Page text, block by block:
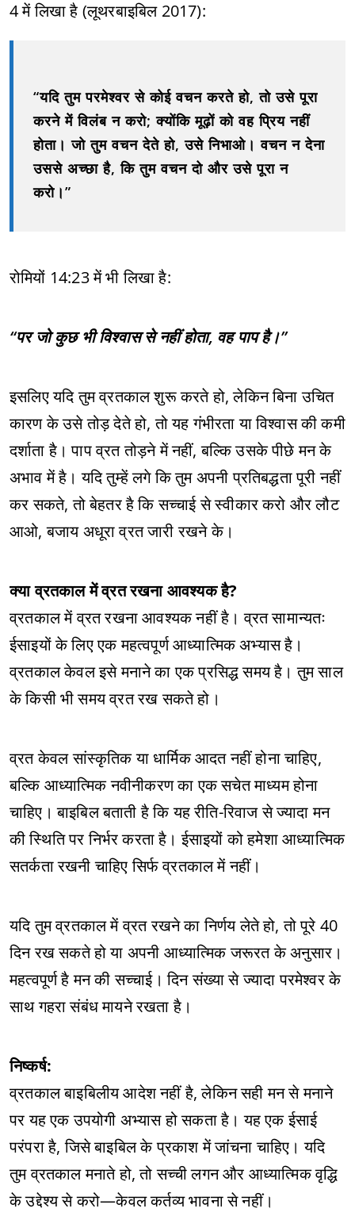
4 में लिखा है (लूथरबाइबिल 2017):
“यदि तुम परमेश्वर से कोई वचन करते हो, तो उसे पूरा
करने में विलंब न करो; क्योंकि मूढ़ों को वह प्रिय नहीं
होता। जो तुम वचन देते हो, उसे निभाओ। वचन न देना
उससे अच्छा है, कि तुम वचन दो और उसे पूरा न
करो।”
रोमियों 14:23 में भी लिखा है:
“पर जो कुछ भी विश्वास से नहीं होता, वह पाप है।”
इसलिए यदि तुम व्रतकाल शुरू करते हो, लेकिन बिना उचित
कारण के उसे तोड़ देते हो, तो यह गंभीरता या विश्वास की कमी
दर्शाता है। पाप व्रत तोड़ने में नहीं, बल्कि उसके पीछे मन के
अभाव में है। यदि तुम्हें लगे कि तुम अपनी प्रतिबद्धता पूरी नहीं
कर सकते, तो बेहतर है कि सच्चाई से स्वीकार करो और लौट
आओ, बजाय अधूरा व्रत जारी रखने के।
क्या व्रतकाल में व्रत रखना आवश्यक है?
व्रतकाल में व्रत रखना आवश्यक नहीं है। व्रत सामान्यतः
ईसाइयों के लिए एक महत्वपूर्ण आध्यात्मिक अभ्यास है।
व्रतकाल केवल इसे मनाने का एक प्रसिद्ध समय है। तुम साल
के किसी भी समय व्रत रख सकते हो।
व्रत केवल सांस्कृतिक या धार्मिक आदत नहीं होना चाहिए,
बल्कि आध्यात्मिक नवीनीकरण का एक सचेत माध्यम होना
चाहिए। बाइबिल बताती है कि यह रीति-रिवाज से ज्यादा मन
की स्थिति पर निर्भर करता है। ईसाइयों को हमेशा आध्यात्मिक
सतर्कता रखनी चाहिए सिर्फ व्रतकाल में नहीं।
यदि तुम व्रतकाल में व्रत रखने का निर्णय लेते हो, तो पूरे 40
दिन रख सकते हो या अपनी आध्यात्मिक जरूरत के अनुसार।
महत्वपूर्ण है मन की सच्चाई। दिन संख्या से ज्यादा परमेश्वर के
साथ गहरा संबंध मायने रखता है।
निष्कर्ष:
व्रतकाल बाइबिलीय आदेश नहीं है, लेकिन सही मन से मनाने
पर यह एक उपयोगी अभ्यास हो सकता है। यह एक ईसाई
परंपरा है, जिसे बाइबिल के प्रकाश में जांचना चाहिए। यदि
तुम व्रतकाल मनाते हो, तो सच्ची लगन और आध्यात्मिक वृद्धि
के उद्देश्य से करो—केवल कर्तव्य भावना से नहीं।